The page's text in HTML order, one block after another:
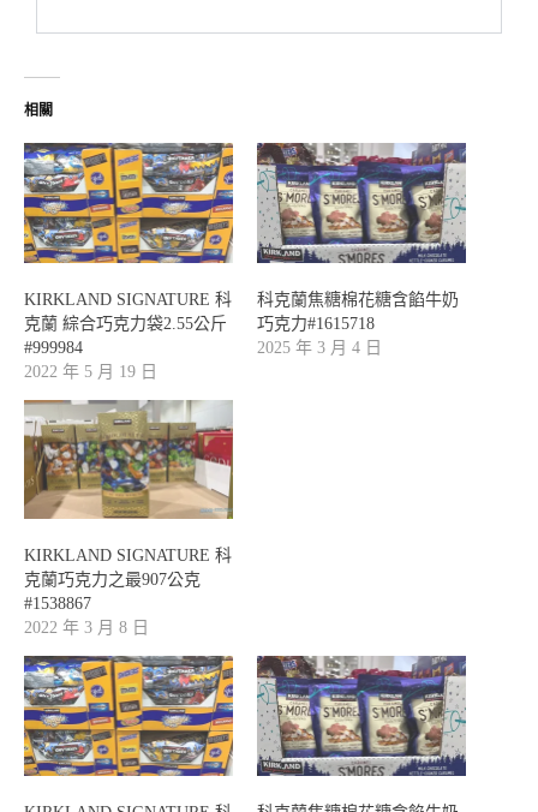
相關
KIRKLAND SIGNATURE 科
克蘭 綜合巧克力袋2.55公斤
#999984
2022 年 5 月 19 日
科克蘭焦糖棉花糖含餡牛奶
巧克力#1615718
2025 年 3 月 4 日
KIRKLAND SIGNATURE 科
克蘭巧克力之最907公克
#1538867
2022 年 3 月 8 日